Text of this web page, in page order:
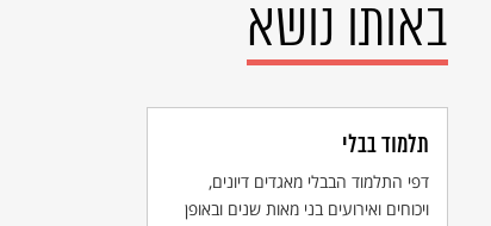
באותו נושא
תלמוד בבלי
דפי התלמוד הבבלי מאגדים דיונים,
ויכוחים ואירועים בני מאות שנים ובאופן